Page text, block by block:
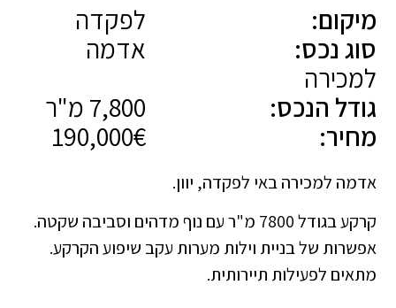
מיקום:
לפקדה
סוג נכס:
אדמה
למכירה
גודל הנכס:
מחיר:
190,000€
אדמה למכירה באי לפקדה, יוון.
קרקע בגודל 7800 מ"ר עם נוף מדהים וסביבה שקטה.
אפשרות של בניית וילות מערות עקב שיפוע הקרקע.
מתאים לפעילות תיירותית.